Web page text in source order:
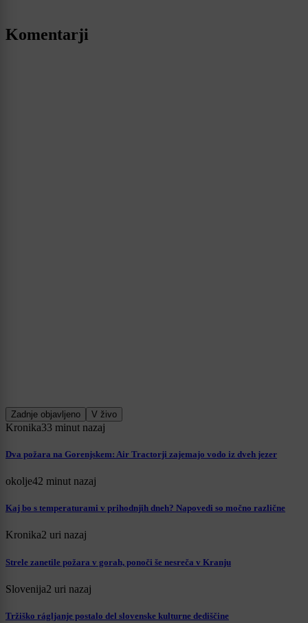
Komentarji
Zadnje objavljeno V živo
Kronika33 minut nazaj
Dva požara na Gorenjskem: Air Tractorji zajemajo vodo iz dveh jezer
okolje42 minut nazaj
Kaj bo s temperaturami v prihodnjih dneh? Napovedi so močno različne
Kronika2 uri nazaj
Strele zanetile požara v gorah, ponoči še nesreča v Kranju
Slovenija2 uri nazaj
Tržiško rágljanje postalo del slovenske kulturne dediščine